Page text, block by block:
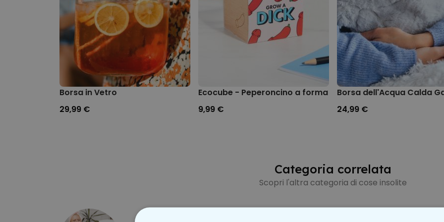
Dimensioni scatola: circa 31,5 x 35 x 3 cm
Peso: circa 850 grammi
NOTA: non adatto ai diabetici o persone con problemi circolatori
Non appoggiare su zone sensibili, infiammate o ferite
Durante le prime applicazioni potrebbe formarsi dell’umidità in eccesso,
lasciar asciugare durante la notte su un radiatore (non su superfici da
riscaldamento a conbustibile)
Non riscaldare in forno
Non lasciare incustodito durante il riscaldamento
Riporre nel microonde sempre su una superficie di vetro o ceramica
Lasciare il tempo di tornare a temperatura ambiente tra un utilizzo e
Borsa in Vetro
29,99 €
Ecocube - Peperoncino a forma di Pene in Cubo di Legno
9,99 €
Borsa dell'Acqua Calda
24,99 €
Categoria correlata
Scopri l'altra categoria di cose insolite